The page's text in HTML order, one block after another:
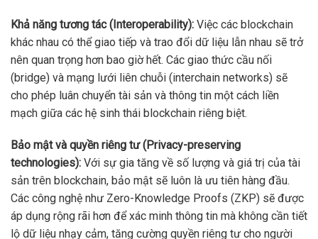
Khả năng tương tác (Interoperability): Việc các blockchain
khác nhau có thể giao tiếp và trao đổi dữ liệu lẫn nhau sẽ trở
nên quan trọng hơn bao giờ hết. Các giao thức cầu nối
(bridge) và mạng lưới liên chuỗi (interchain networks) sẽ
cho phép luân chuyển tài sản và thông tin một cách liền
mạch giữa các hệ sinh thái blockchain riêng biệt.
Bảo mật và quyền riêng tư (Privacy-preserving
technologies): Với sự gia tăng về số lượng và giá trị của tài
sản trên blockchain, bảo mật sẽ luôn là ưu tiên hàng đầu.
Các công nghệ như Zero-Knowledge Proofs (ZKP) sẽ được
áp dụng rộng rãi hơn để xác minh thông tin mà không cần tiết
lộ dữ liệu nhạy cảm, tăng cường quyền riêng tư cho người